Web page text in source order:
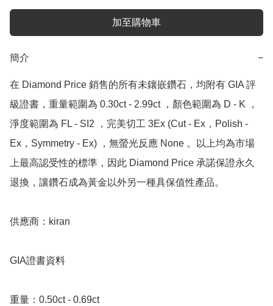
加至購物車
簡介 −
在 Diamond Price 銷售的所有未鑲嵌鑽石，均附有 GIA 評
級證書，重量範圍為 0.30ct - 2.99ct ，顏色範圍為 D - K ，
淨度範圍為 FL - SI2 ，完美切工 3Ex (Cut - Ex，Polish -
Ex，Symmetry - Ex) ，無螢光反應 None 。以上均為市場
上最高認受性的標準，因此 Diamond Price 承諾保證永久
退換，讓鑽石成為黃金以外另一種具保值性產品。
供應商：kiran
GIA證書資料
重量：0.50ct - 0.69ct